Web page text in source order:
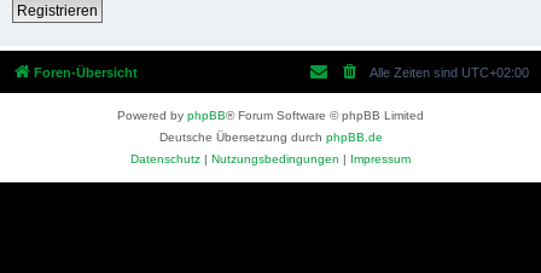
Registrieren
Foren-Übersicht Alle Zeiten sind UTC+02:00
Powered by phpBB® Forum Software © phpBB Limited
Deutsche Übersetzung durch phpBB.de
Datenschutz | Nutzungsbedingungen | Impressum